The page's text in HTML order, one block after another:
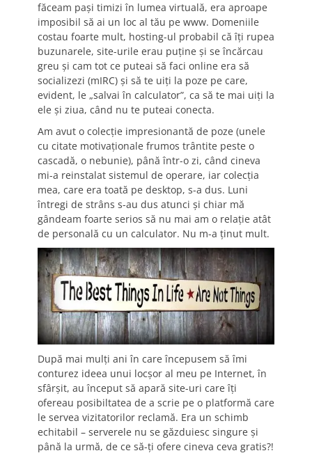
făceam pași timizi în lumea virtuală, era aproape
imposibil să ai un loc al tău pe www. Domeniile
costau foarte mult, hosting-ul probabil că îți rupea
buzunarele, site-urile erau puține și se încărcau
greu și cam tot ce puteai să faci online era să
socializezi (mIRC) și să te uiți la poze pe care,
evident, le „salvai în calculator”, ca să te mai uiți la
ele și ziua, când nu te puteai conecta.
Am avut o colecție impresionantă de poze (unele
cu citate motivaționale frumos trântite peste o
cascadă, o nebunie), până într-o zi, când cineva
mi-a reinstalat sistemul de operare, iar colecția
mea, care era toată pe desktop, s-a dus. Luni
întregi de strâns s-au dus atunci și chiar mă
gândeam foarte serios să nu mai am o relație atât
de personală cu un calculator. Nu m-a ținut mult.
După mai mulți ani în care începusem să îmi
conturez ideea unui locșor al meu pe Internet, în
sfârșit, au început să apară site-uri care îți
ofereau posibiltatea de a scrie pe o platformă care
le servea vizitatorilor reclamă. Era un schimb
echitabil – serverele nu se găzduiesc singure și
până la urmă, de ce să-ți ofere cineva ceva gratis?!